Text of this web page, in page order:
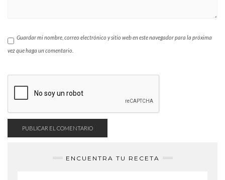
Guardar mi nombre, correo electrónico y sitio web en este navegador para la próxima
vez que haga un comentario.
ENCUENTRA TU RECETA